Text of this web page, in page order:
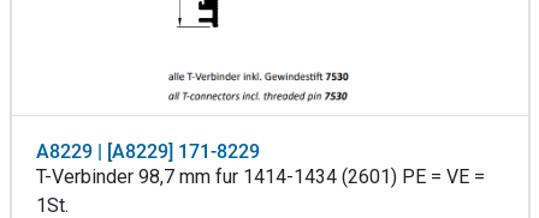
A8229 | [A8229] 171-8229
T-Verbinder 98,7 mm fur 1414-1434 (2601) PE = VE =
1St.